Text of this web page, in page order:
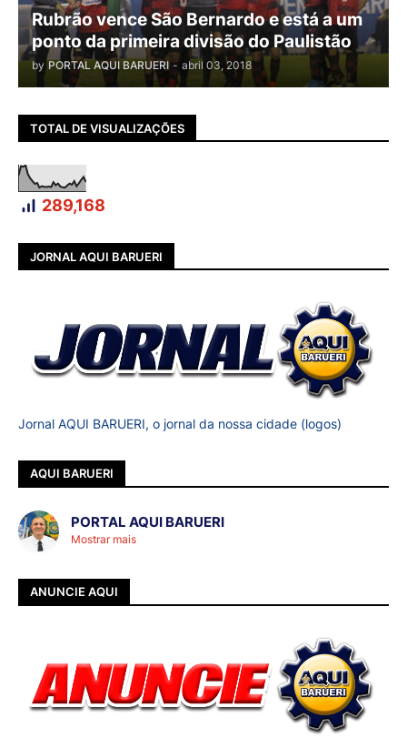
Rubrão vence São Bernardo e está a um
ponto da primeira divisão do Paulistão
by PORTAL AQUI BARUERI - abril 03, 2018
TOTAL DE VISUALIZAÇÕES
289,168
JORNAL AQUI BARUERI
Jornal AQUI BARUERI, o jornal da nossa cidade (logos)
AQUI BARUERI
PORTAL AQUI BARUERI
Mostrar mais
ANUNCIE AQUI